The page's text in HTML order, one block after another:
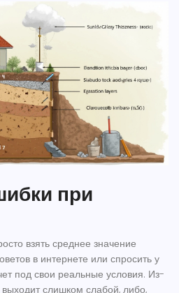
при
взять среднее значение
в интернете или спросить у
под свои реальные условия. Из-
слишком слабой, либо,